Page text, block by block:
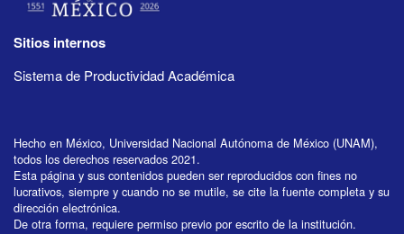
Sitios internos
Sistema de Productividad Académica
Hecho en México, Universidad Nacional Autónoma de México (UNAM),
todos los derechos reservados 2021.
Esta página y sus contenidos pueden ser reproducidos con fines no
lucrativos, siempre y cuando no se mutile, se cite la fuente completa y su
dirección electrónica.
De otra forma, requiere permiso previo por escrito de la institución.